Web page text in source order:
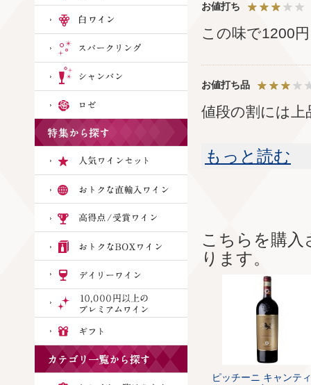
お値打ち
この味で1200
お値打ち品
値段の割には
もっと読む
こちらを購
ります。
ピッチーニ キャンテ